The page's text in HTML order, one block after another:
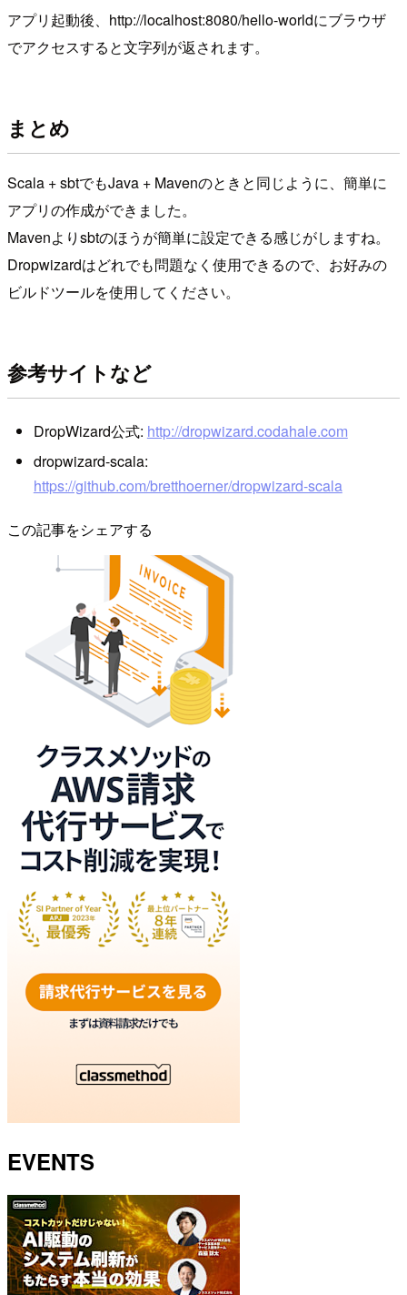
アプリ起動後、http://localhost:8080/hello-worldにブラウザ
でアクセスすると文字列が返されます。
まとめ
Scala + sbtでもJava + Mavenのときと同じように、簡単に
アプリの作成ができました。
Mavenよりsbtのほうが簡単に設定できる感じがしますね。
Dropwizardはどれでも問題なく使用できるので、お好みの
ビルドツールを使用してください。
参考サイトなど
DropWizard公式: http://dropwizard.codahale.com
dropwizard-scala:
https://github.com/bretthoerner/dropwizard-scala
この記事をシェアする
EVENTS